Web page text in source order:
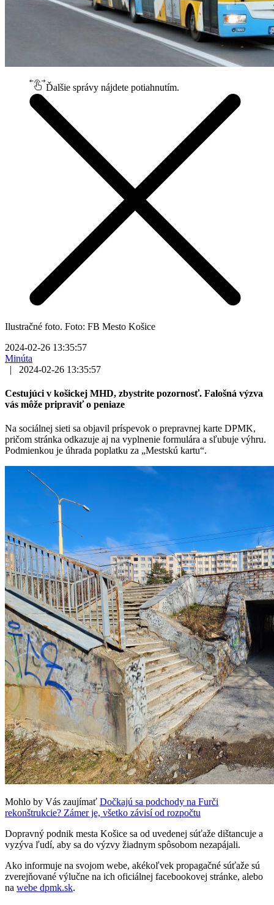
Ďalšie správy nájdete potiahnutím.
Ilustračné foto. Foto: FB Mesto Košice
2024-02-26 13:35:57
Minúta
|
2024-02-26 13:35:57
Cestujúci v košickej MHD, zbystrite pozornosť. Falošná výzva
vás môže pripraviť o peniaze
Na sociálnej sieti sa objavil príspevok o prepravnej karte DPMK,
pričom stránka odkazuje aj na vyplnenie formulára a sľubuje výhru.
Podmienkou je úhrada poplatku za „Mestskú kartu“.
Mohlo by Vás zaujímať Dočkajú sa podchody na Furči
rekonštrukcie? Zámer je, všetko závisí od rozpočtu
Dopravný podnik mesta Košice sa od uvedenej súťaže dištancuje a
vyzýva ľudí, aby sa do výzvy žiadnym spôsobom nezapájali.
Ako informuje na svojom webe, akékoľvek propagačné súťaže sú
zverejňované výlučne na ich oficiálnej facebookovej stránke, alebo
na webe dpmk.sk.